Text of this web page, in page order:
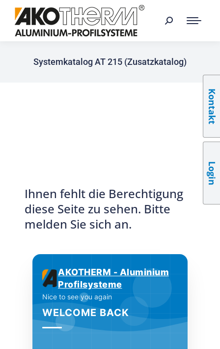
Systemkatalog AT 215 (Zusatzkatalog)
Ihnen fehlt die Berechtigung
diese Seite zu sehen. Bitte
melden Sie sich an.
AKOTHERM - Aluminium
Profilsysteme
Nice to see you again
WELCOME BACK
Kontakt
Login